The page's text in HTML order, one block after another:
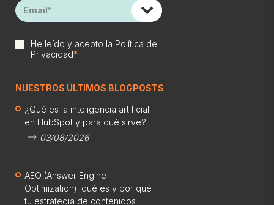
He leído y acepto la Política de
Privacidad*
NUESTROS ÚLTIMOS BLOGPOSTS
¿Qué es la inteligencia artificial
en HubSpot y para qué sirve?
03/08/2026
AEO (Answer Engine
Optimization): qué es y por qué
tu estrategia de contenidos